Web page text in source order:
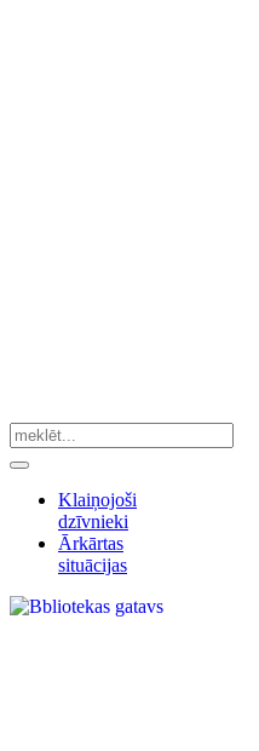
Klaiņojoši
dzīvnieki
Ārkārtas
situācijas